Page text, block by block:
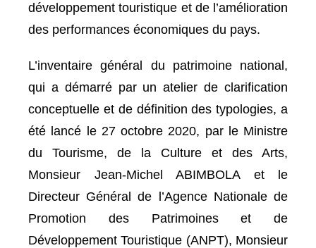
développement touristique et de l’amélioration
des performances économiques du pays.
L’inventaire général du patrimoine national,
qui a démarré par un atelier de clarification
conceptuelle et de définition des typologies, a
été lancé le 27 octobre 2020, par le Ministre
du Tourisme, de la Culture et des Arts,
Monsieur Jean-Michel ABIMBOLA et le
Directeur Général de l’Agence Nationale de
Promotion des Patrimoines et de
Développement Touristique (ANPT), Monsieur